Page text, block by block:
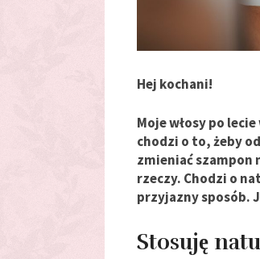
Hej kochani!
Moje włosy po
chodzi o to, żeby
zmieniać szampon
rzeczy. Chodzi o
przyjazny sposób.
Stosuję